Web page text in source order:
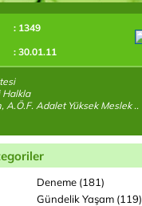
: 1349
: 30.01.11
Halkla
A.Ö.F. Adalet Yüksek Meslek ..
Deneme (181)
Gündelik Yaşam (119)